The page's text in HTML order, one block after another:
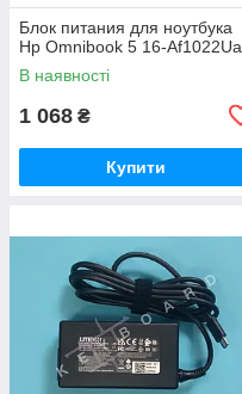
Блок питания для ноутбука
Hp Omnibook 5 16-Af1022Ua
В наявності
1 068 ₴
Купити